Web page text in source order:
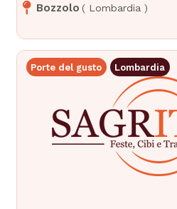
Bozzolo ( Lombardia )
Porte del gusto Lombardia